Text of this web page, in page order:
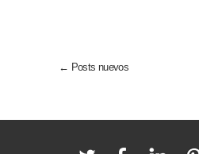
← Posts nuevos